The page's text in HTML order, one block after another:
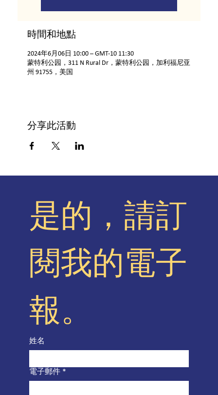
時間和地點
2024年6月06日 10:00 – GMT-10 11:30
蒙特利公园，311 N Rural Dr，蒙特利公园，加利福尼亚
州 91755，美国
分享此活動
是的，請訂
閱我的電子
報。
姓名
電子郵件 *